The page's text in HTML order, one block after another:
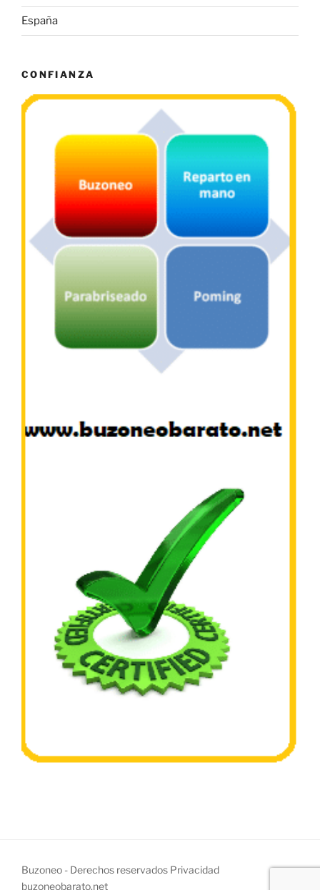
España
CONFIANZA
Buzoneo - Derechos reservados Privacidad
buzoneobarato.net